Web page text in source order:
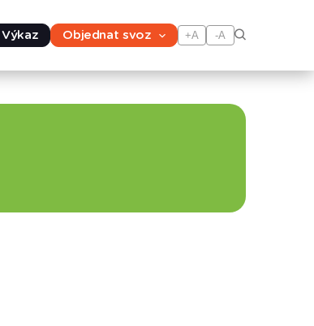
Výkaz Objednat svoz +A -A